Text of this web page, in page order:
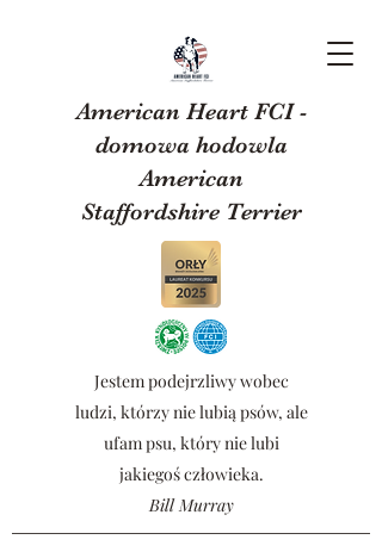
American Heart FCI -
domowa hodowla
American
Staffordshire Terrier
Jestem podejrzliwy wobec
ludzi, którzy nie lubią psów, ale
ufam psu, który nie lubi
jakiegoś człowieka.
Bill Murray